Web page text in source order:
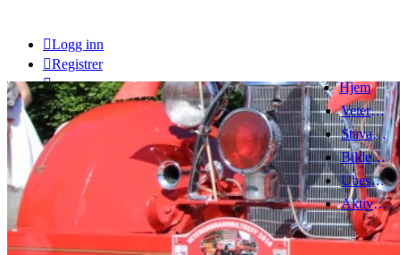
Logg inn
Registrer
Hjem
Veteranbrannbiltreff 2008
Stavanger Brannbilklubb
Bildegalleri
Ubesvarte innlegg
Aktive emner